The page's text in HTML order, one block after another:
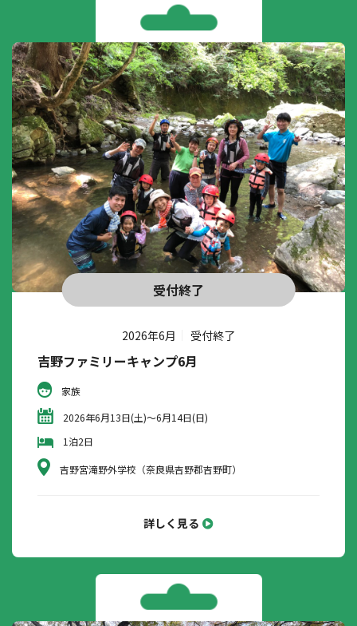
受付終了
2026年6月 受付終了
吉野ファミリーキャンプ6月
家族
2026年6月13日(土)～6月14日(日)
1泊2日
吉野宮滝野外学校（奈良県吉野郡吉野町）
詳しく見る